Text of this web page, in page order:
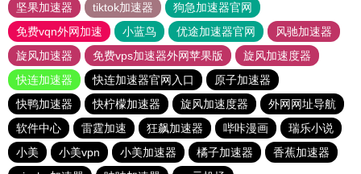
坚果加速器
tiktok加速器
狗急加速器官网
免费vqn外网加速
小蓝鸟 优途加速器官网
风驰加速器
旋风加速器
免费vps加速器外网苹果版
旋风加速度器
快连加速器
快连加速器官网入口
原子加速器
快鸭加速器
快柠檬加速器 旋风加速度器
外网网址导航
软件中心
雷霆加速 狂飙加速器 哔咔漫画
瑞乐小说
小美
小美vpn 小美加速器 橘子加速器
香蕉加速器